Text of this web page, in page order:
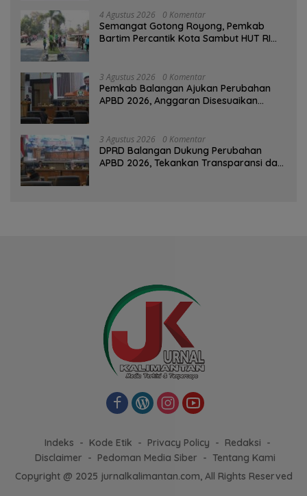
4 Agustus 2026 0 Komentar
Semangat Gotong Royong, Pemkab
Bartim Percantik Kota Sambut HUT RI
3 Agustus 2026 0 Komentar
Pemkab Balangan Ajukan Perubahan
APBD 2026, Anggaran Disesuaikan
3 Agustus 2026 0 Komentar
DPRD Balangan Dukung Perubahan
APBD 2026, Tekankan Transparansi dan
Indeks Kode Etik Privacy Policy
Redaksi
Disclaimer
Pedoman Media Siber
Tentang Kami
Copyright @ 2025 jurnalkalimantan.com, All Rights Reserved